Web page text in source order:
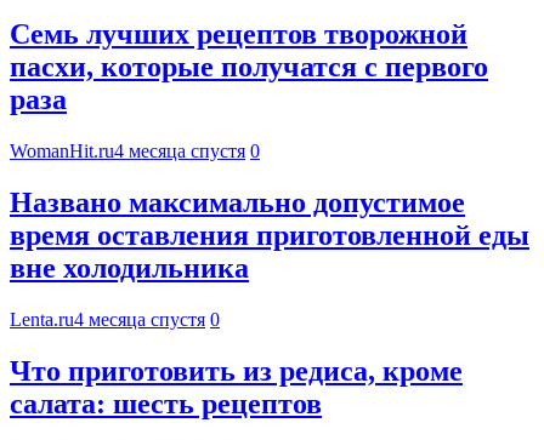
Семь лучших рецептов творожной
пасхи, которые получатся с первого
раза
WomanHit.ru4 месяца спустя 0
Названо максимально допустимое
время оставления приготовленной еды
вне холодильника
Lenta.ru4 месяца спустя 0
Что приготовить из редиса, кроме
салата: шесть рецептов